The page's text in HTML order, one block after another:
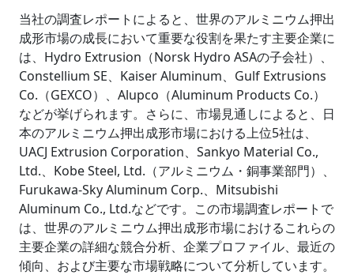
当社の調査レポートによると、世界のアルミニウム押出
成形市場の成長において重要な役割を果たす主要企業に
は、Hydro Extrusion（Norsk Hydro ASAの子会社）、
Constellium SE、Kaiser Aluminum、Gulf Extrusions
Co.（GEXCO）、Alupco（Aluminum Products Co.）
などが挙げられます。さらに、市場見通しによると、日
本のアルミニウム押出成形市場における上位5社は、
UACJ Extrusion Corporation、Sankyo Material Co.,
Ltd.、Kobe Steel, Ltd.（アルミニウム・銅事業部門）、
Furukawa-Sky Aluminum Corp.、Mitsubishi
Aluminum Co., Ltd.などです。この市場調査レポートで
は、世界のアルミニウム押出成形市場におけるこれらの
主要企業の詳細な競合分析、企業プロファイル、最近の
傾向、および主要な市場戦略について分析しています。